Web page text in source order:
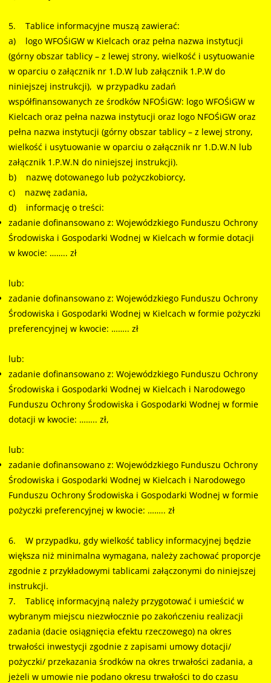
5. Tablice informacyjne muszą zawierać:
a) logo WFOŚiGW w Kielcach oraz pełna nazwa instytucji
(górny obszar tablicy – z lewej strony, wielkość i usytuowanie
w oparciu o załącznik nr 1.D.W lub załącznik 1.P.W do
niniejszej instrukcji), w przypadku zadań
współfinansowanych ze środków NFOŚiGW: logo WFOŚiGW w
Kielcach oraz pełna nazwa instytucji oraz logo NFOŚiGW oraz
pełna nazwa instytucji (górny obszar tablicy – z lewej strony,
wielkość i usytuowanie w oparciu o załącznik nr 1.D.W.N lub
załącznik 1.P.W.N do niniejszej instrukcji).
b) nazwę dotowanego lub pożyczkobiorcy,
c) nazwę zadania,
d) informację o treści:
zadanie dofinansowano z: Wojewódzkiego Funduszu Ochrony
Środowiska i Gospodarki Wodnej w Kielcach w formie dotacji
w kwocie: …….. zł
lub:
zadanie dofinansowano z: Wojewódzkiego Funduszu Ochrony
Środowiska i Gospodarki Wodnej w Kielcach w formie pożyczki
preferencyjnej w kwocie: …….. zł
lub:
zadanie dofinansowano z: Wojewódzkiego Funduszu Ochrony
Środowiska i Gospodarki Wodnej w Kielcach i Narodowego
Funduszu Ochrony Środowiska i Gospodarki Wodnej w formie
dotacji w kwocie: …….. zł,
lub:
zadanie dofinansowano z: Wojewódzkiego Funduszu Ochrony
Środowiska i Gospodarki Wodnej w Kielcach i Narodowego
Funduszu Ochrony Środowiska i Gospodarki Wodnej w formie
pożyczki preferencyjnej w kwocie: …….. zł
6. W przypadku, gdy wielkość tablicy informacyjnej będzie
większa niż minimalna wymagana, należy zachować proporcje
zgodnie z przykładowymi tablicami załączonymi do niniejszej
instrukcji.
7. Tablicę informacyjną należy przygotować i umieścić w
wybranym miejscu niezwłocznie po zakończeniu realizacji
zadania (dacie osiągnięcia efektu rzeczowego) na okres
trwałości inwestycji zgodnie z zapisami umowy dotacji/
pożyczki/ przekazania środków na okres trwałości zadania, a
jeżeli w umowie nie podano okresu trwałości to do czasu